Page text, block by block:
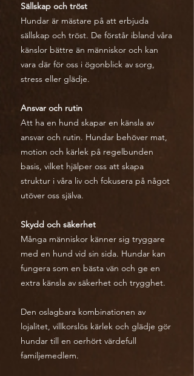
Sällskap och tröst
Hundar är mästare på att erbjuda
sällskap och tröst. De förstår ibland våra
känslor bättre än människor och kan
vara där för oss i ögonblick av sorg,
stress eller glädje.
Ansvar och rutin
Att ha en hund skapar en känsla av
ansvar och rutin. Hundar behöver mat,
motion och kärlek på regelbunden
basis, vilket hjälper oss att skapa
struktur i våra liv och fokusera på något
utöver oss själva.
Skydd och säkerhet
Många människor känner sig tryggare
med en hund vid sin sida. Hundar kan
fungera som en bästa vän och ge en
extra känsla av säkerhet och trygghet.
Den oslagbara kombinationen av
lojalitet, villkorslös kärlek och glädje gör
hundar till en oerhört värdefull
familjemedlem.